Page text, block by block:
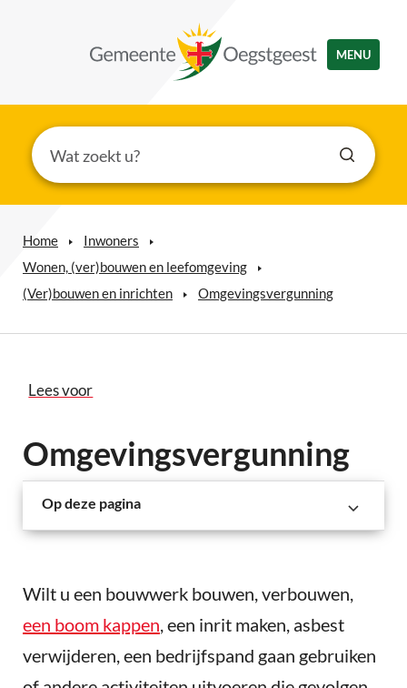
MENU
Home
Inwoners
Wonen, (ver)bouwen en leefomgeving
(Ver)bouwen en inrichten
Omgevingsvergunning
Lees voor
Omgevingsvergunning
Op deze pagina
Wilt u een bouwwerk bouwen, verbouwen,
een boom kappen , een inrit maken, asbest
verwijderen, een bedrijfspand gaan gebruiken